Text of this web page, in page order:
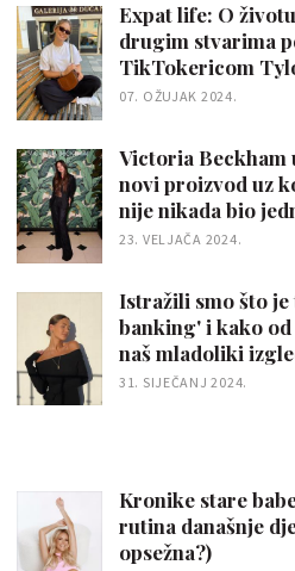
Expat life: O
drugim stvarima
TikTokericom
07. OŽUJAK 2024.
Victoria Beckham
novi proizvod uz
nije nikada bio
23. VELJAČA 2024.
Istražili smo što
banking' i kako
naš mladoliki
31. SIJEČANJ 2024.
Kronike stare
rutina današnje
opsežna?)